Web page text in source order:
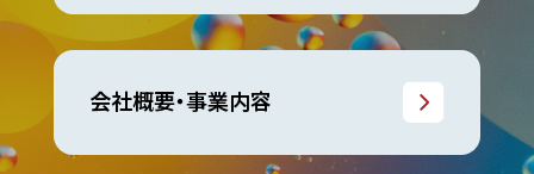
会社概要・事業内容